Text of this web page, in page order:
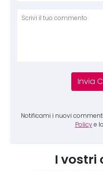
Notificami i nuovi
Policy e la
I vostri